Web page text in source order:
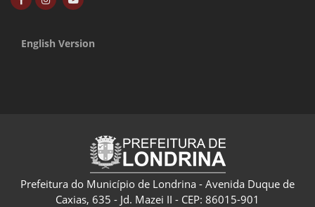
English Version
Prefeitura do Município de Londrina - Avenida Duque de
Caxias, 635 - Jd. Mazei II - CEP: 86015-901